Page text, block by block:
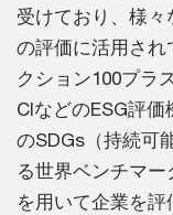
受けており、様
の評価に活用さ
クション100プラ
CIなどのESG評
のSDGs（持続可
る世界ベンチマ
を用いて企業を